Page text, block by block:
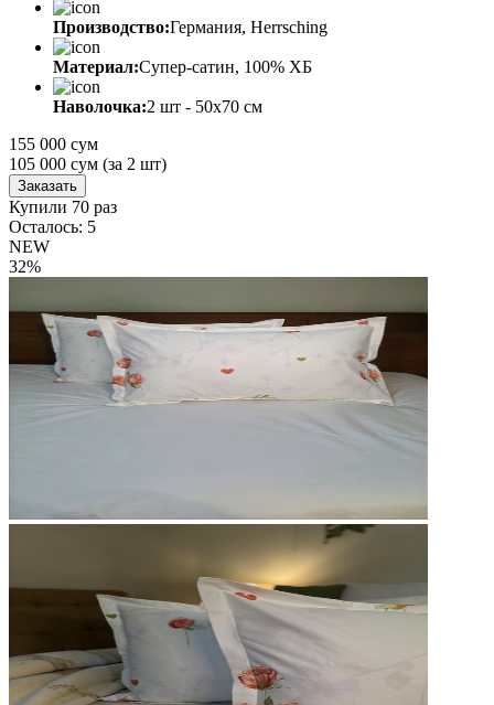
Производство:Германия, Herrsching
Материал:Супер-сатин, 100% ХБ
Наволочка:2 шт - 50x70 см
155 000 сум
105 000 сум (за 2 шт)
Заказать
Купили 70 раз
Осталось: 5
NEW
32%